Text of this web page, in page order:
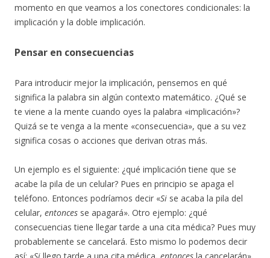
momento en que veamos a los conectores condicionales: la
implicación y la doble implicación.
Pensar en consecuencias
Para introducir mejor la implicación, pensemos en qué
significa la palabra sin algún contexto matemático. ¿Qué se
te viene a la mente cuando oyes la palabra «implicación»?
Quizá se te venga a la mente «consecuencia», que a su vez
significa cosas o acciones que derivan otras más.
Un ejemplo es el siguiente: ¿qué implicación tiene que se
acabe la pila de un celular? Pues en principio se apaga el
teléfono. Entonces podríamos decir «Si se acaba la pila del
celular, entonces se apagará». Otro ejemplo: ¿qué
consecuencias tiene llegar tarde a una cita médica? Pues muy
probablemente se cancelará. Esto mismo lo podemos decir